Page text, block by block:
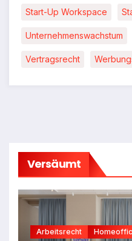
Start-Up Workspace
Unternehmenswachstum
Vertragsrecht
Versäumt
Arbeitsrecht